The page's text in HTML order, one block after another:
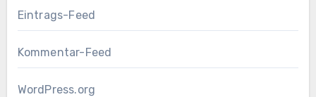
Eintrags-Feed
Kommentar-Feed
WordPress.org